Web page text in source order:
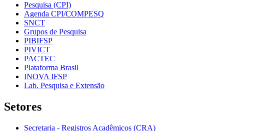
Pesquisa (CPI)
Agenda CPI/COMPESQ
SNCT
Grupos de Pesquisa
PIBIFSP
PIVICT
PACTEC
Plataforma Brasil
INOVA IFSP
Lab. Pesquisa e Extensão
Setores
Secretaria - Registros Acadêmicos (CRA)